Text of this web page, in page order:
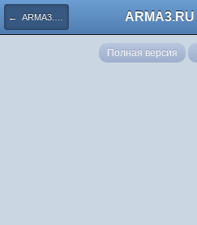
← ARMA3.RU: Hardmode Games
Полная версия